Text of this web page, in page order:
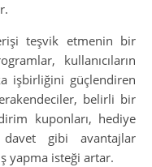
teşvik etmenin bir
kullanıcıların
işbirliğini güçlendiren
belirli bir
kuponları, hediye
gibi avantajlar
yapma isteği artar.